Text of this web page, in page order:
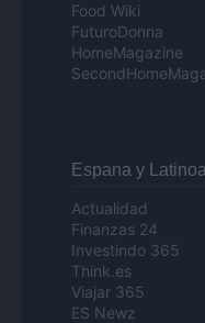
Food Wiki
FuturoDonna
HomeMagazine
Espana y
Actualidad
Finanzas 24
Investindo 365
Think.es
Viajar 365
ES Newz